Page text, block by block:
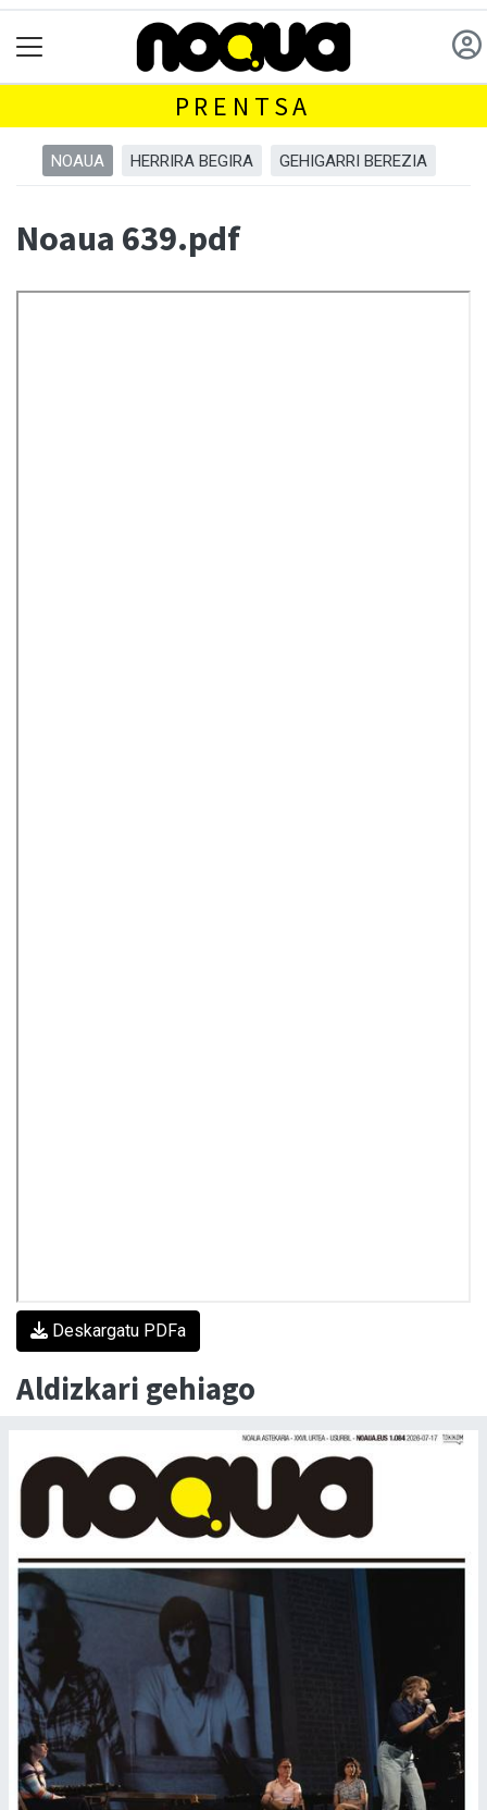
PRENTSA
NOAUA HERRIRA BEGIRA GEHIGARRI BEREZIA
Noaua 639.pdf
Deskargatu PDFa
Aldizkari gehiago